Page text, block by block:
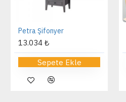
Petra Şifonyer
13.034 ₺
Sepete Ekle